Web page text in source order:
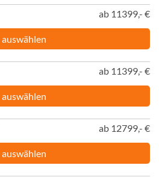
ab 11399,- €
auswählen
ab 11399,- €
auswählen
ab 12799,- €
auswählen